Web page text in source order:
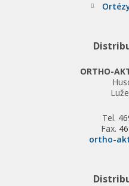
ORTHO-
Tel.
Fax.
ortho-